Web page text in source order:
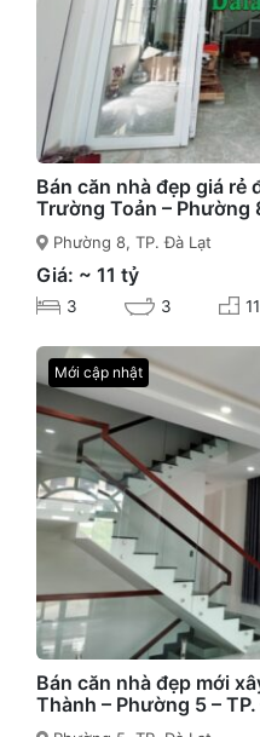
Bán căn nhà đẹp giá rẻ
Trường Toản – Phường
Phường 8, TP. Đà Lạt
Giá: ~ 11 tỷ
3 3
Mới cập nhật
Bán căn nhà đẹp mới
Thành – Phường 5 –